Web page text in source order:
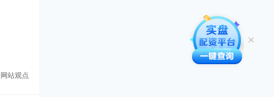
站观点